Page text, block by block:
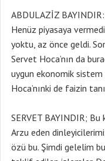
ABDULAZİZ
Henüz piyasaya
yoktu, az önce geldi.
Servet Hoca’nın da
uygun ekonomik sistem
Hoca’nınki de faizin
SERVET BAYINDIR;
Arzu eden
özü bu. Şimdi gelelim